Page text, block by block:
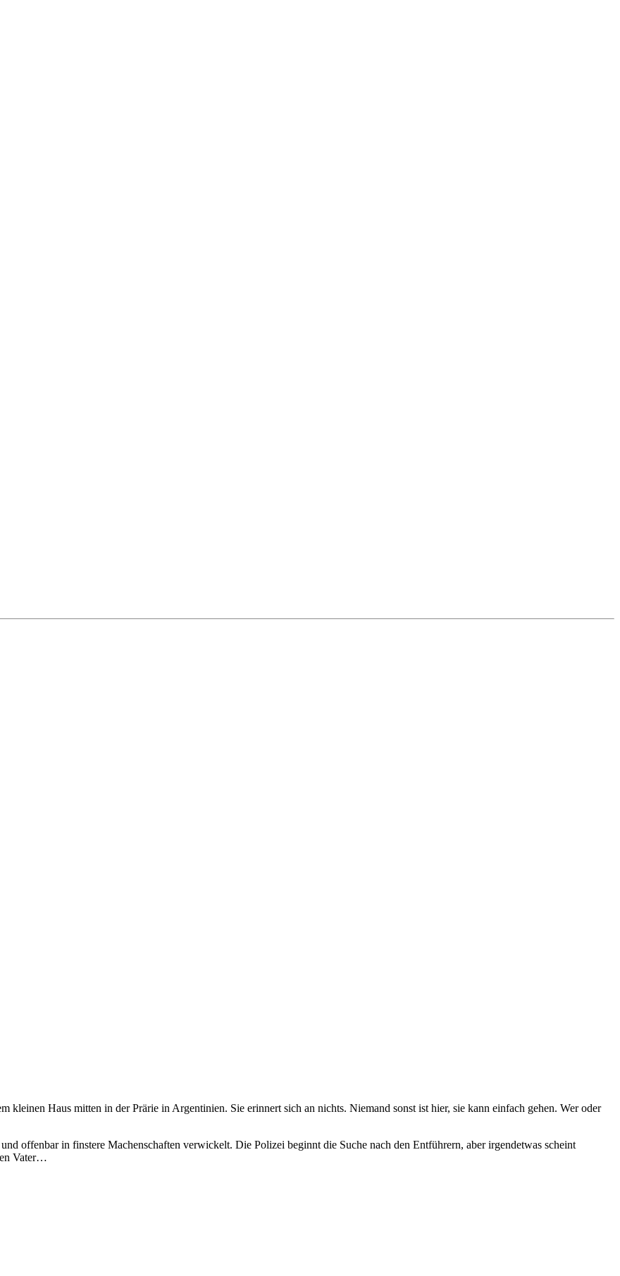
kleinen Haus mitten in der Prärie in Argentinien. Sie erinnert sich an nichts. Niemand sonst ist hier, sie kann einfach gehen. Wer oder
offenbar in finstere Machenschaften verwickelt. Die Polizei beginnt die Suche nach den Entführern, aber irgendetwas scheint
Vater…